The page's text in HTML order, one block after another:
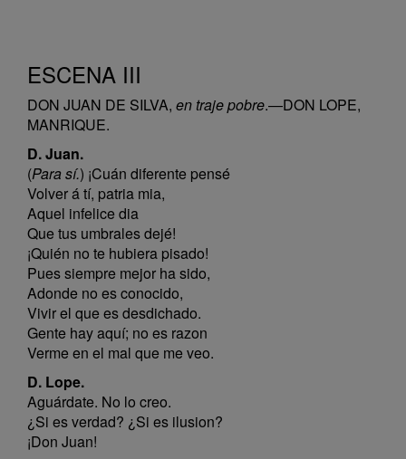
ESCENA III
DON JUAN DE SILVA, en traje pobre.—DON LOPE,
MANRIQUE.
D. Juan.
(Para sí.) ¡Cuán diferente pensé
Volver á tí, patria mia,
Aquel infelice dia
Que tus umbrales dejé!
¡Quién no te hubiera pisado!
Pues siempre mejor ha sido,
Adonde no es conocido,
Vivir el que es desdichado.
Gente hay aquí; no es razon
Verme en el mal que me veo.
D. Lope.
Aguárdate. No lo creo.
¿Si es verdad? ¿Si es ilusion?
¡Don Juan!